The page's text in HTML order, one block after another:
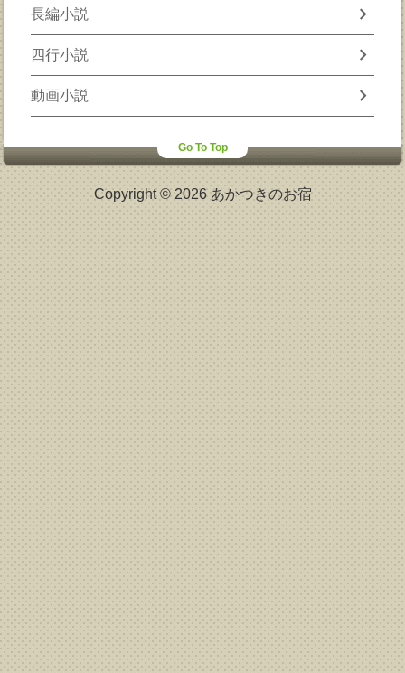
長編小説 chevron_right
四行小説 chevron_right
動画小説 chevron_right
Go To Top
Copyright © 2026 あかつきのお宿